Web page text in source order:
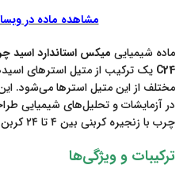
مشاهده ماده در
ماده شیمیایی
C24
مختلف از این متیل استرها می‌شود.
در آزمایشات و تحلیل‌های شیمیایی
چرب با زنجیره کربنی بین ۴ تا ۲۴ کربن موجود است.
ترکیبات و ویژگی‌ها